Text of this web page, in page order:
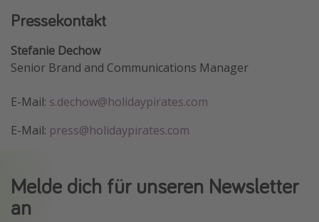
Pressekontakt
Stefanie Dechow
Senior Brand and Communications Manager
E-Mail: s.dechow@holidaypirates.com
E-Mail: press@holidaypirates.com
Melde dich für unseren Newsletter
an